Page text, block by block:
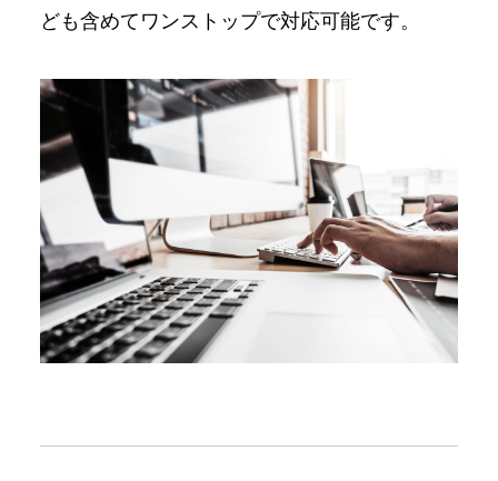
ども含めてワンストップで対応可能です。